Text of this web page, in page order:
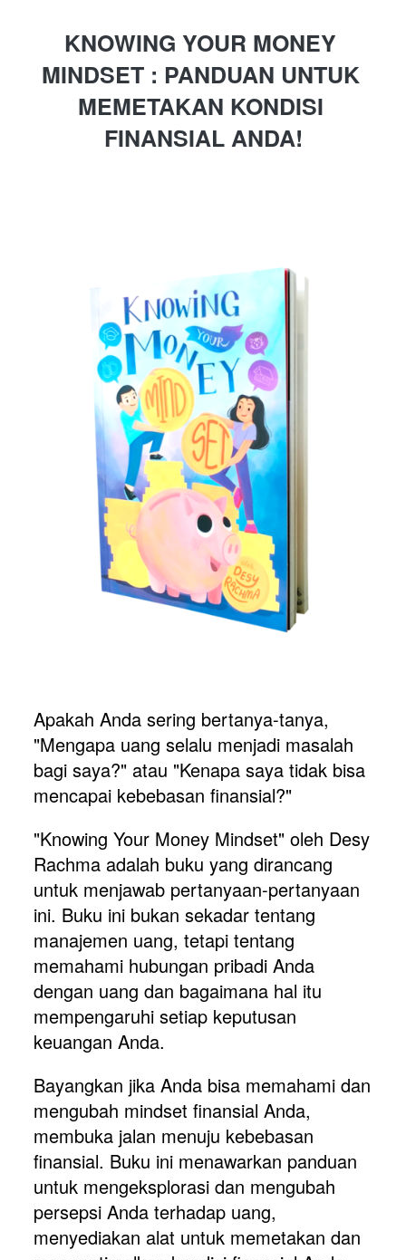
KNOWING YOUR MONEY
MINDSET : PANDUAN UNTUK
MEMETAKAN KONDISI
FINANSIAL ANDA!
Apakah Anda sering bertanya-tanya,
"Mengapa uang selalu menjadi masalah
bagi saya?" atau "Kenapa saya tidak bisa
mencapai kebebasan finansial?"
"Knowing Your Money Mindset" oleh Desy
Rachma adalah buku yang dirancang
untuk menjawab pertanyaan-pertanyaan
ini. Buku ini bukan sekadar tentang
manajemen uang, tetapi tentang
memahami hubungan pribadi Anda
dengan uang dan bagaimana hal itu
mempengaruhi setiap keputusan
keuangan Anda.
Bayangkan jika Anda bisa memahami dan
mengubah mindset finansial Anda,
membuka jalan menuju kebebasan
finansial. Buku ini menawarkan panduan
untuk mengeksplorasi dan mengubah
persepsi Anda terhadap uang,
menyediakan alat untuk memetakan dan